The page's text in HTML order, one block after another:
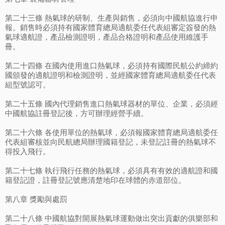
第二十三條 熱氣球的研制、生產與銷售，必須向中國航協進行申
報。銷售時必須持有國家體育總局適航委任代表組審定簽發的熱
氣球適航證，產品檢測證明，產品合格證明和產品使用維護手
冊。
第二十四條 在國內使用進口熱氣球，必須持有國際民航公約締約
國頒發的適航證明和檢測證明，並經國家體育總局適航委任代表
組型號認可。
第二十五條 國內代理銷售進口熱氣球器材的單位、企業，必須經
中國航協註冊登記後，方可辦理經營手續。
第二十六條 各使用單位的熱氣球，必須報國家體育總局適航委任
代表組審核並向民航總局辦理國籍登記，未登記註冊的熱氣球不
得投入飛行。
第二十七條 執行飛行任務的熱氣球，必須具有有效的適航證和國
籍登記證，註冊登記號應清楚地印在球體的赤道部位。
第八章 獎勵與處罰
第二十八條 中國航協對開展熱氣球運動做出突出貢獻的俱樂部和